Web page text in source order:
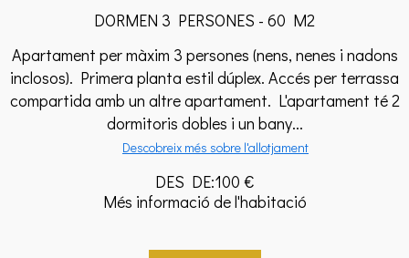
DORMEN 3 PERSONES - 60 M2
Apartament per màxim 3 persones (nens, nenes i nadons
inclosos). Primera planta estil dúplex. Accés per terrassa
compartida amb un altre apartament. L'apartament té 2
dormitoris dobles i un bany...
Descobreix més sobre l'allotjament
DES DE:100 €
Més informació de l'habitació